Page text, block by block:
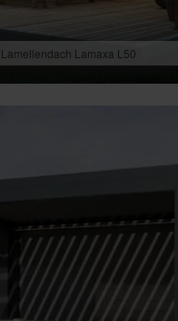
Lamellendach Lamaxa L50